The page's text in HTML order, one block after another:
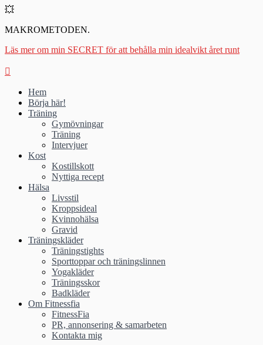
💥
MAKROMETODEN.
Läs mer om min SECRET för att behålla min idealvikt året runt
Hem
Börja här!
Träning
Gymövningar
Träning
Intervjuer
Kost
Kostillskott
Nyttiga recept
Hälsa
Livsstil
Kroppsideal
Kvinnohälsa
Gravid
Träningskläder
Träningstights
Sporttoppar och träningslinnen
Yogakläder
Träningsskor
Badkläder
Om Fitnessfia
FitnessFia
PR, annonsering & samarbeten
Kontakta mig